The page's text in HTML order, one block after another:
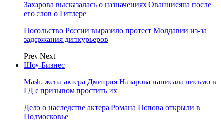
Захарова высказалась о назначениях Ованнисяна после
его слов о Гитлере
Посольство России выразило протест Молдавии из-за
задержания дипкурьеров
Prev Next
Шоу-Бизнес
Mash: жена актера Дмитрия Назарова написала письмо в
ГД с призывом простить их
Дело о наследстве актера Романа Попова открыли в
Подмосковье